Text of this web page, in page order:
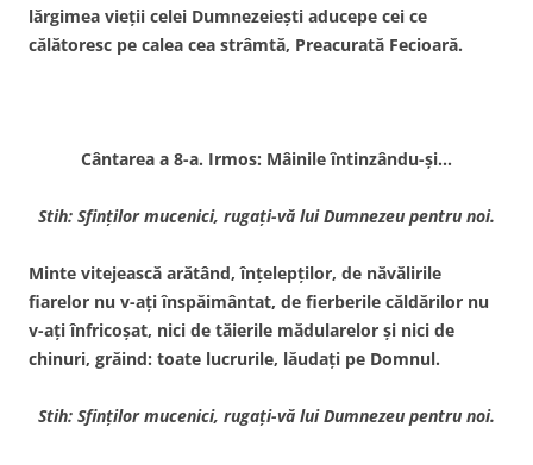
lărgimea vieţii celei Dumnezeieşti aducepe cei ce
călătoresc pe calea cea strâmtă, Preacurată Fecioară.
Cântarea a 8-a. Irmos: Mâinile întinzându-şi…
Stih: Sfinţilor mucenici, rugaţi-vă lui Dumnezeu pentru noi.
Minte vitejească arătând, înţelepţilor, de năvălirile
fiarelor nu v-aţi înspăimântat, de fierberile căldărilor nu
v-aţi înfricoşat, nici de tăierile mădularelor şi nici de
chinuri, grăind: toate lucrurile, lăudaţi pe Domnul.
Stih: Sfinţilor mucenici, rugaţi-vă lui Dumnezeu pentru noi.